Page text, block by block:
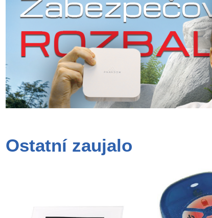
Ostatní zaujalo